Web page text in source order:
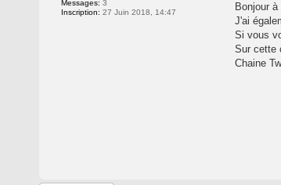
Messages: 3
Inscription: 27 Juin 2018, 14:47
Bonjour
J'ai
Si vous
Sur cette
Chaine